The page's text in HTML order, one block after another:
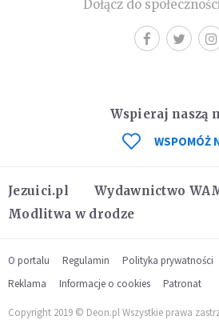
Dołącz do
Jezuici.pl Wydawnictwo
Modlitwa w drodze
Wspieraj naszą
WSPOMÓŻ
O portalu Regulamin Polityka prywatności
Reklama
Informacje o cookies Patronat
Copyright 2019 © Deon.pl Wszystkie prawa